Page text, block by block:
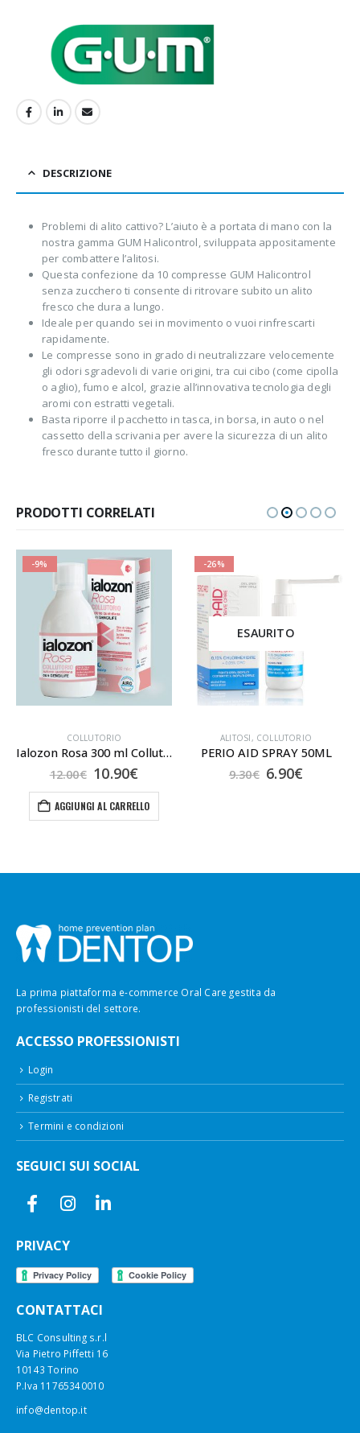
DESCRIZIONE
Problemi di alito cattivo? L’aiuto è a portata di mano con la
nostra gamma GUM Halicontrol, sviluppata appositamente
per combattere l’alitosi.
Questa confezione da 10 compresse GUM Halicontrol
senza zucchero ti consente di ritrovare subito un alito
fresco che dura a lungo.
Ideale per quando sei in movimento o vuoi rinfrescarti
rapidamente.
Le compresse sono in grado di neutralizzare velocemente
gli odori sgradevoli di varie origini, tra cui cibo (come cipolla
o aglio), fumo e alcol, grazie all’innovativa tecnologia degli
aromi con estratti vegetali.
Basta riporre il pacchetto in tasca, in borsa, in auto o nel
cassetto della scrivania per avere la sicurezza di un alito
fresco durante tutto il giorno.
PRODOTTI CORRELATI
-9%
COLLUTORIO
Ialozon Rosa 300 ml Collutorio
12.00€ Il
prezzo
originale
era:
10.90€Il
prezzo
attuale
è:
AGGIUNGI AL CARRELLO
-26%
ESAURITO
ALITOSI, COLLUTORIO
PERIO AID SPRAY 50ML
9.30€ Il
6.90€Il
La prima piattaforma e-commerce Oral Care gestita da
professionisti del settore.
ACCESSO PROFESSIONISTI
Login
Registrati
Termini e condizioni
SEGUICI SUI SOCIAL
PRIVACY
CONTATTACI
BLC Consulting s.r.l
Via Pietro Piffetti 16
10143 Torino
P.Iva 11765340010
info@dentop.it